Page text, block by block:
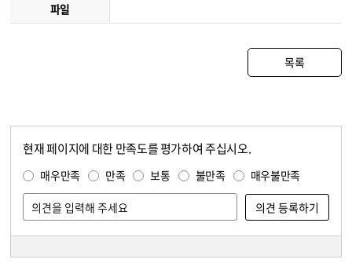
파일
목록
현재 페이지에 대한 만족도를 평가하여 주십시오.
매우만족 만족 보통 불만족 매우불만족